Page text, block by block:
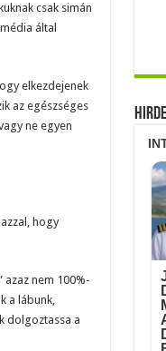
csak simán
által
elkezdejenek
az egészséges
ne egyen
hogy
azaz nem 100%-
a lábunk,
dolgoztassa a